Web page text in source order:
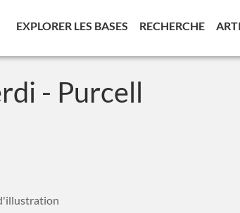
EXPLORER LES BASES (CURRENT)
RECHERCHE
- Purcell